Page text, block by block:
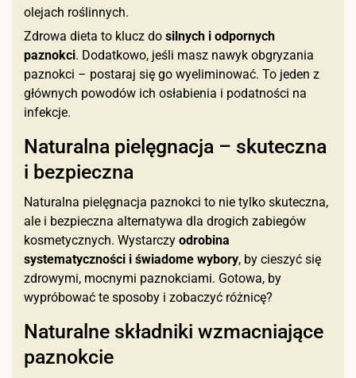
olejach roślinnych.
Zdrowa dieta to klucz do silnych i odpornych
paznokci. Dodatkowo, jeśli masz nawyk obgryzania
paznokci – postaraj się go wyeliminować. To jeden z
głównych powodów ich osłabienia i podatności na
infekcje.
Naturalna pielęgnacja – skuteczna
i bezpieczna
Naturalna pielęgnacja paznokci to nie tylko skuteczna,
ale i bezpieczna alternatywa dla drogich zabiegów
kosmetycznych. Wystarczy odrobina
systematyczności i świadome wybory, by cieszyć się
zdrowymi, mocnymi paznokciami. Gotowa, by
wypróbować te sposoby i zobaczyć różnicę?
Naturalne składniki wzmacniające
paznokcie